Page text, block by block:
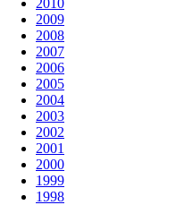
2010
2009
2008
2007
2006
2005
2004
2003
2002
2001
2000
1999
1998